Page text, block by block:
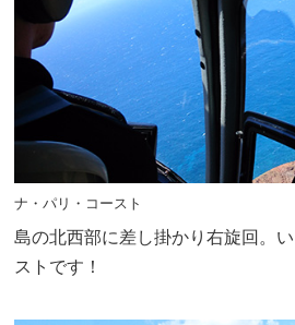
ナ・パリ・コースト
島の北西部に差し掛かり右旋回。
ストです！